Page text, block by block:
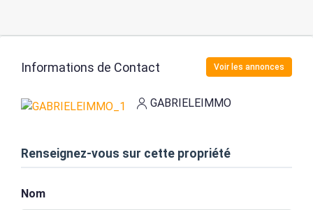
Informations de Contact Voir les annonces
GABRIELEIMMO
Renseignez-vous sur cette propriété
Nom